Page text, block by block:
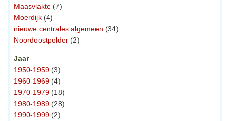
Maasvlakte (7)
Moerdijk (4)
nieuwe centrales algemeen (34)
Noordoostpolder (2)
Jaar
1950-1959 (3)
1960-1969 (4)
1970-1979 (18)
1980-1989 (28)
1990-1999 (2)